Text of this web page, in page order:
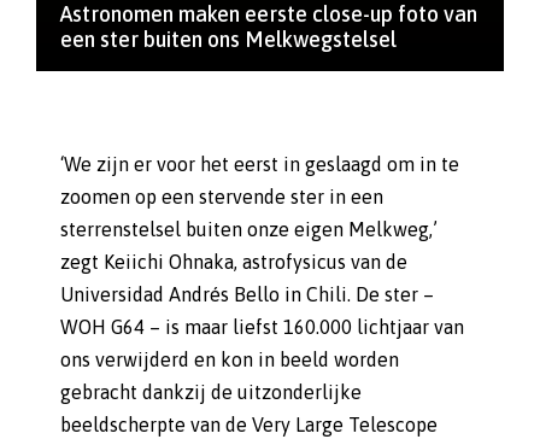
Astronomen maken eerste close-up foto van
een ster buiten ons Melkwegstelsel
‘We zijn er voor het eerst in geslaagd om in te
zoomen op een stervende ster in een
sterrenstelsel buiten onze eigen Melkweg,’
zegt Keiichi Ohnaka, astrofysicus van de
Universidad Andrés Bello in Chili. De ster –
WOH G64 – is maar liefst 160.000 lichtjaar van
ons verwijderd en kon in beeld worden
gebracht dankzij de uitzonderlijke
beeldscherpte van de Very Large Telescope